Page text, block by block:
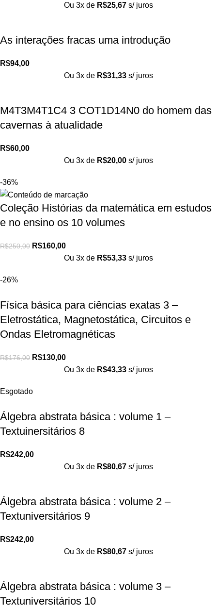
Ou 3x de R$25,67 s/ juros
As interações fracas uma introdução
R$94,00
Ou 3x de R$31,33 s/ juros
M4T3M4T1C4 3 COT1D14N0 do homem das
cavernas à atualidade
R$60,00
Ou 3x de R$20,00 s/ juros
-36%
Coleção Histórias da matemática em estudos
e no ensino os 10 volumes
R$250,00 R$160,00
Ou 3x de R$53,33 s/ juros
-26%
Física básica para ciências exatas 3 –
Eletrostática, Magnetostática, Circuitos e
Ondas Eletromagnéticas
R$176,00 R$130,00
Ou 3x de R$43,33 s/ juros
Esgotado
Álgebra abstrata básica : volume 1 –
Textuinersitários 8
R$242,00
Ou 3x de R$80,67 s/ juros
Álgebra abstrata básica : volume 2 –
Textuniversitários 9
R$242,00
Ou 3x de R$80,67 s/ juros
Álgebra abstrata básica : volume 3 –
Textuniversitários 10